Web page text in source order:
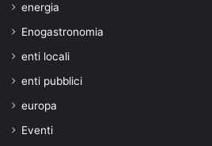
energia
Enogastronomia
enti locali
enti pubblici
europa
Eventi